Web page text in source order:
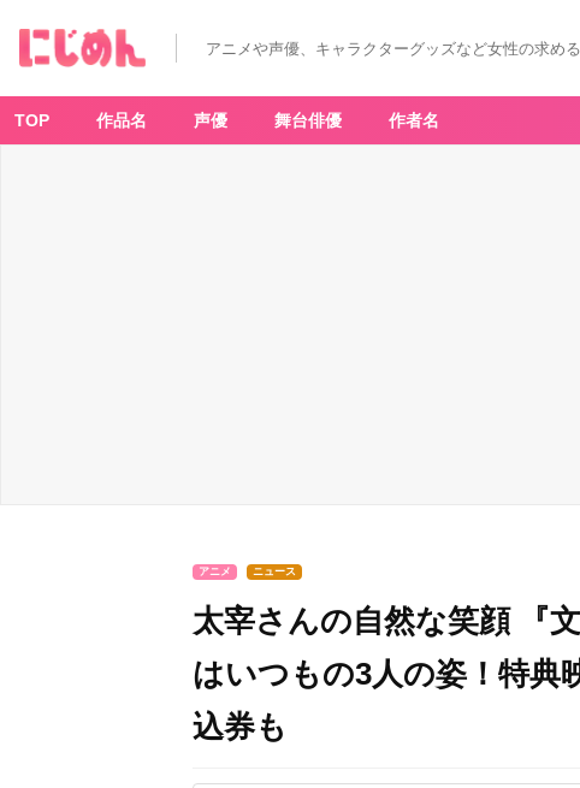
アニメや声優、キャラクターグッズなど女性の求め
TOP 作品名 声優 舞台俳優 作者名
アニメ ニュース
太宰さんの自然な笑顔 『
はいつもの3人の姿！特典
込券も